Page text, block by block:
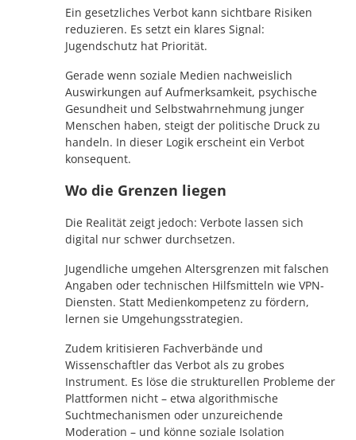
Ein gesetzliches Verbot kann sichtbare Risiken
reduzieren. Es setzt ein klares Signal:
Jugendschutz hat Priorität.
Gerade wenn soziale Medien nachweislich
Auswirkungen auf Aufmerksamkeit, psychische
Gesundheit und Selbstwahrnehmung junger
Menschen haben, steigt der politische Druck zu
handeln. In dieser Logik erscheint ein Verbot
konsequent.
Wo die Grenzen liegen
Die Realität zeigt jedoch: Verbote lassen sich
digital nur schwer durchsetzen.
Jugendliche umgehen Altersgrenzen mit falschen
Angaben oder technischen Hilfsmitteln wie VPN-
Diensten. Statt Medienkompetenz zu fördern,
lernen sie Umgehungsstrategien.
Zudem kritisieren Fachverbände und
Wissenschaftler das Verbot als zu grobes
Instrument. Es löse die strukturellen Probleme der
Plattformen nicht – etwa algorithmische
Suchtmechanismen oder unzureichende
Moderation – und könne soziale Isolation